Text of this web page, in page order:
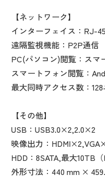
【ネットワーク】
インターフェイス：RJ-
遠隔監視機能：P2P通信
PC(パソコン)閲覧：スマ
スマートフォン閲覧：
最大同時アクセス数：
【その他】
USB：USB3.0×2,2.0×2
映像出力：
HDD：8SATA,最大10TB
外形寸法：440 mm ×